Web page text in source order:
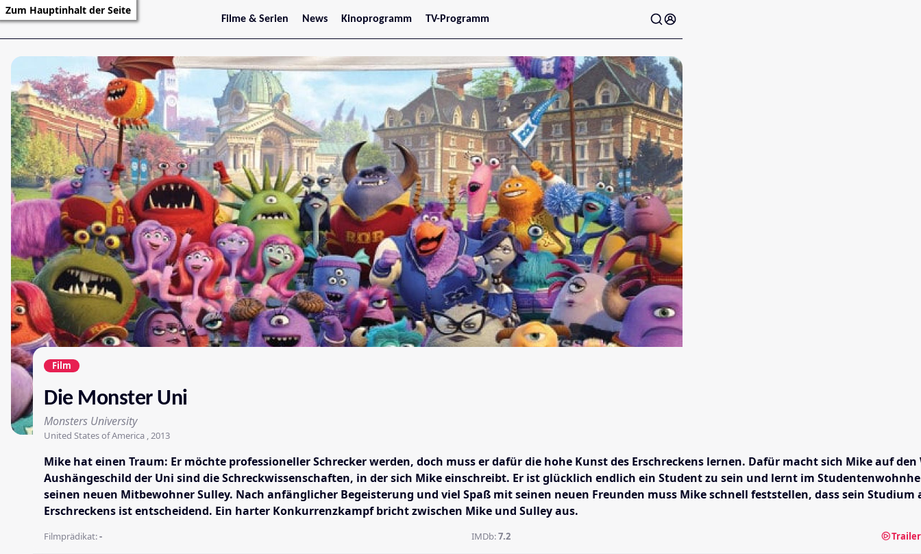
Zum Hauptinhalt der Seite
Filme & Serien
Trailer
Filmarchiv
Serienarchiv
News
Stars
Kinoprogramm
Jetzt im Kino
Wien
Niederösterreich
Steiermark
Burgenland
Kärnten
Salzburg
Tirol
Vorarlberg
TV-Programm
Film
Die Monster Uni
Monsters University
United States of America , 2013
Mike hat einen Traum: Er möchte professioneller Schrecker werden, doch muss er dafür die hohe Kunst des Erschreckens lernen. Dafür macht sich Mike auf
Aushängeschild der Uni sind die Schreckwissenschaften, in der sich Mike einschreibt. Er ist glücklich endlich ein Student zu sein und lernt im
seinen neuen Mitbewohner Sulley. Nach anfänglicher Begeisterung und viel Spaß mit seinen neuen Freunden muss Mike schnell feststellen, dass sein
Erschreckens ist entscheidend. Ein harter Konkurrenzkampf bricht zwischen Mike und Sulley aus.
Filmprädikat:- IMDb:7.2